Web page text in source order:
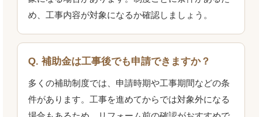
め、工事内容が対象になるか確認しましょう。
Q. 補助金は工事後でも申請できますか？
多くの補助制度では、申請時期や工事期間などの条
件があります。工事を進めてからでは対象外になる